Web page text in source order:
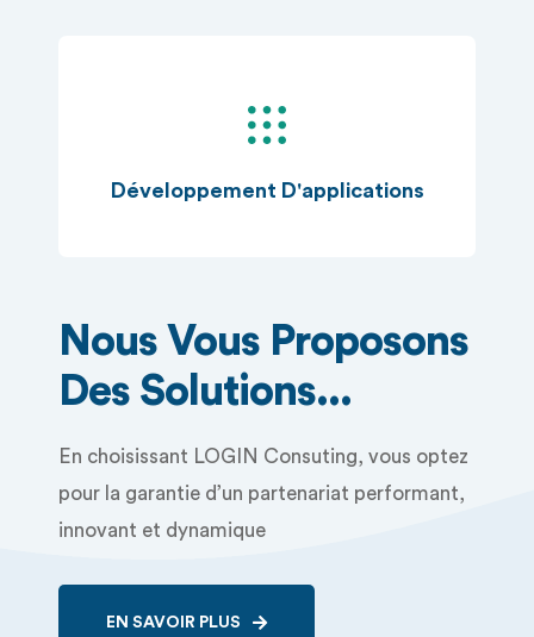
Développement D'applications
Nous Vous Proposons
Des Solutions...
En choisissant LOGIN Consuting, vous optez
pour la garantie d’un partenariat performant,
innovant et dynamique
EN SAVOIR PLUS